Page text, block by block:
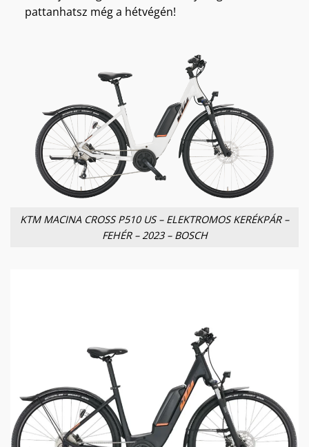
pattanhatsz még a hétvégén!
KTM MACINA CROSS P510 US – ELEKTROMOS KERÉKPÁR –
FEHÉR – 2023 – BOSCH